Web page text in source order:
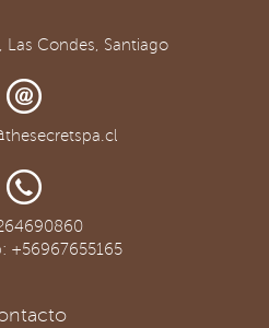
Las Condes, Santiago
+56967655165